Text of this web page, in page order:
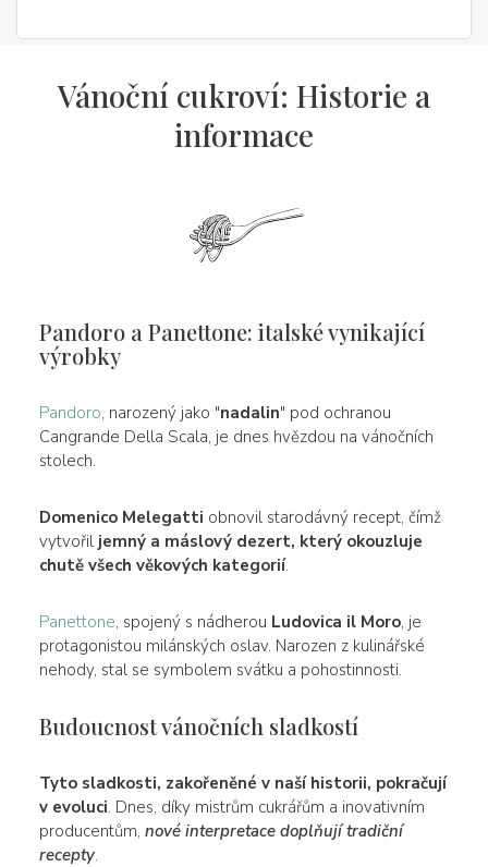
Vánoční cukroví: Historie a
informace
Pandoro a Panettone: italské vynikající
výrobky
Pandoro, narozený jako "nadalin" pod ochranou
Cangrande Della Scala, je dnes hvězdou na vánočních
stolech.
Domenico Melegatti obnovil starodávný recept, čímž
vytvořil jemný a máslový dezert, který okouzluje
chutě všech věkových kategorií.
Panettone, spojený s nádherou Ludovica il Moro, je
protagonistou milánských oslav. Narozen z kulinářské
nehody, stal se symbolem svátku a pohostinnosti.
Budoucnost vánočních sladkostí
Tyto sladkosti, zakořeněné v naší historii, pokračují
v evoluci. Dnes, díky mistrům cukrářům a inovativním
producentům, nové interpretace doplňují tradiční
recepty.